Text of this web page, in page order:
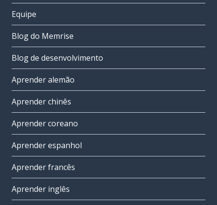
Equipe
Blog do Memrise
Blog de desenvolvimento
Aprender alemão
Aprender chinês
Aprender coreano
Aprender espanhol
Aprender francês
Aprender inglês